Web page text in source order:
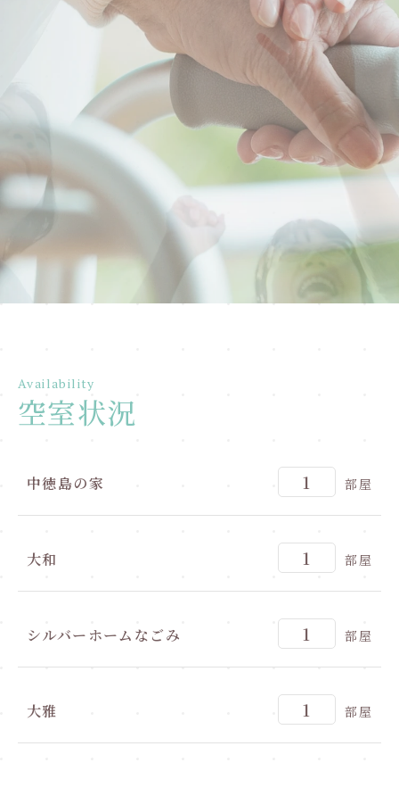
Availability
空室状況
中徳島の家 1 部屋
大和 1 部屋
シルバーホームなごみ 1 部屋
大雅 1 部屋